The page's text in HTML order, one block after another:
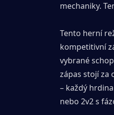
mechaniky.
Tento herní
kompetitivní
vybrané
zápas stojí za
– každý
nebo 2v2 s